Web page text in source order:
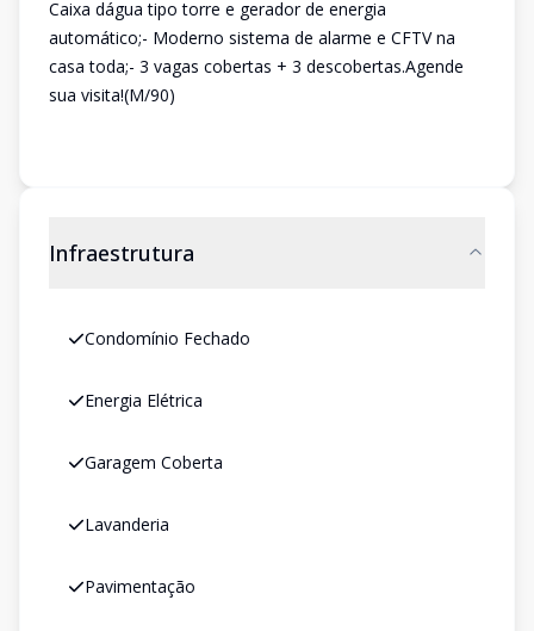
Caixa dágua tipo torre e gerador de energia
automático;- Moderno sistema de alarme e CFTV na
casa toda;- 3 vagas cobertas + 3 descobertas.Agende
sua visita!(M/90)
Infraestrutura
Condomínio Fechado
Energia Elétrica
Garagem Coberta
Lavanderia
Pavimentação